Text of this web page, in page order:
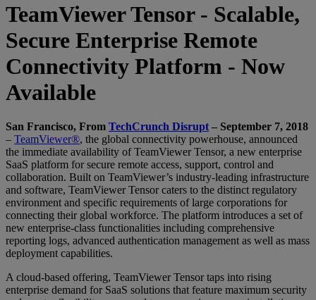
TeamViewer Tensor - Scalable,
Secure Enterprise Remote
Connectivity Platform - Now
Available
San Francisco, From TechCrunch Disrupt – September 7, 2018
– TeamViewer®, the global connectivity powerhouse, announced
the immediate availability of TeamViewer Tensor, a new enterprise
SaaS platform for secure remote access, support, control and
collaboration. Built on TeamViewer’s industry-leading infrastructure
and software, TeamViewer Tensor caters to the distinct regulatory
environment and specific requirements of large corporations for
connecting their global workforce. The platform introduces a set of
new enterprise-class functionalities including comprehensive
reporting logs, advanced authentication management as well as mass
deployment capabilities.
A cloud-based offering, TeamViewer Tensor taps into rising
enterprise demand for SaaS solutions that feature maximum security